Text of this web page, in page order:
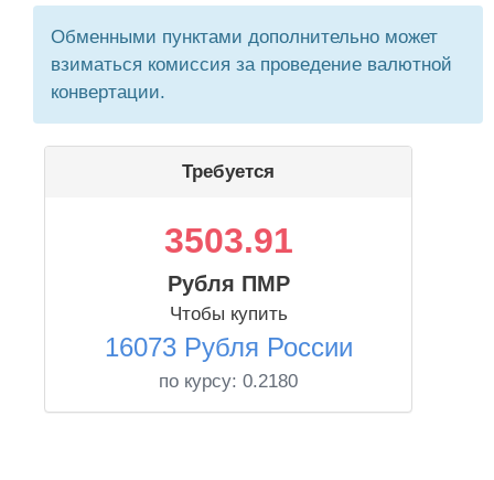
Обменными пунктами дополнительно может
взиматься комиссия за проведение валютной
конвертации.
Требуется
3503.91
Рубля ПМР
Чтобы купить
16073 Рубля России
по курсу: 0.2180